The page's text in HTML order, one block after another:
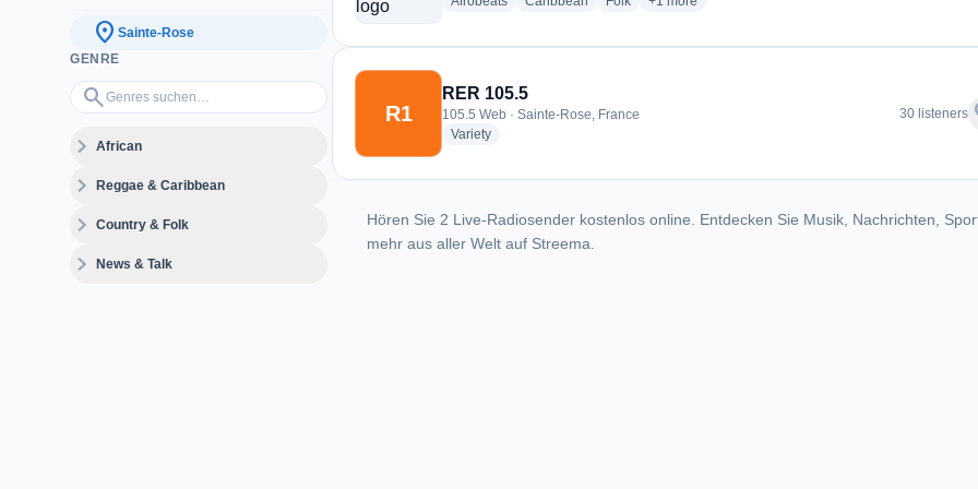
location_on Sainte-Rose
GENRE
search
Genres suchen…
expand_moreAfrican
expand_moreReggae & Caribbean
expand_moreCountry & Folk
expand_moreNews & Talk
R1
RER 105.5
105.5 Web · Sainte-Rose, France
Varietyradio stations
30 listeners
Hören Sie 2 Live-Radiosender kostenlos online. Entdecken Sie Musik, Nachrichten,
mehr aus aller Welt auf Streema.